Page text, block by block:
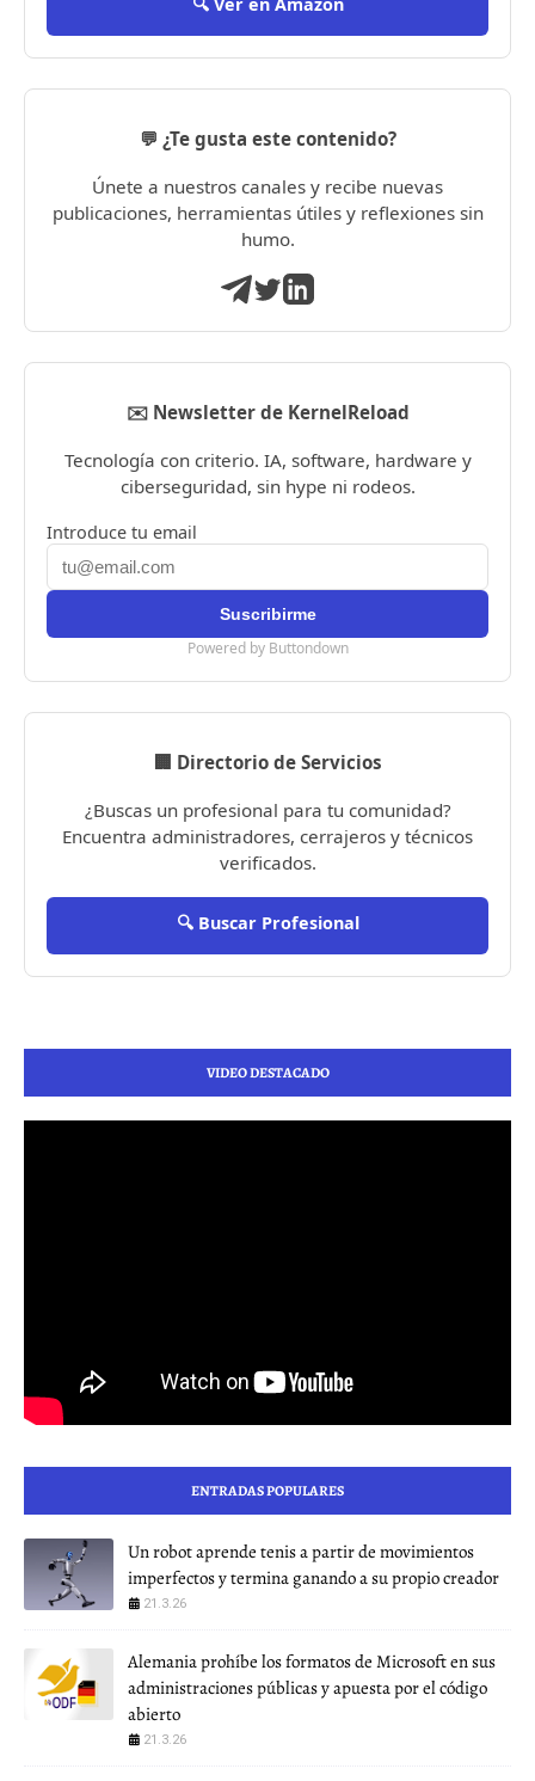
💬 ¿Te gusta este contenido?
Únete a nuestros canales y recibe nuevas
publicaciones, herramientas útiles y reflexiones sin
humo.
✉️ Newsletter de KernelReload
Tecnología con criterio. IA, software, hardware y
ciberseguridad, sin hype ni rodeos.
Introduce tu email
Powered by Buttondown
🏢 Directorio de Servicios
¿Buscas un profesional para tu comunidad?
Encuentra administradores, cerrajeros y técnicos
verificados.
🔍 Buscar Profesional
VIDEO DESTACADO
ENTRADAS POPULARES
Un robot aprende tenis a partir de movimientos
imperfectos y termina ganando a su propio creador
21.3.26
Alemania prohíbe los formatos de Microsoft en sus
administraciones públicas y apuesta por el código
abierto
21.3.26